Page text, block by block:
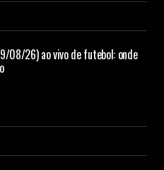
08/26) ao vivo de futebol: onde